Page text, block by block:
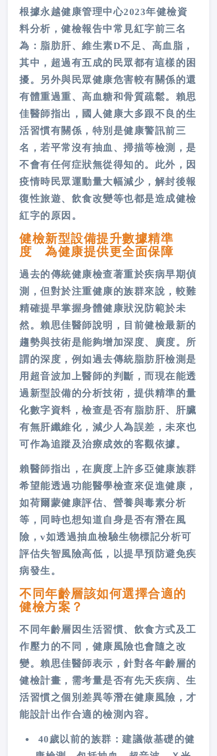
根據永越健康管理中心2023年健檢資
料分析，健檢報告中常見紅字前三名
為：脂肪肝、維生素D不足、高血脂，
其中，超過有五成的民眾都有這樣的困
擾。另外與民眾健康危害較有關係的還
有體重過重、高血糖和骨質疏鬆。賴思
佳醫師指出，國人健康大多跟不良的生
活習慣有關係，特別是健康警訊前三
名，若平常沒有抽血、掃描等檢測，是
不會有任何症狀無從得知的。此外，因
疫情時民眾運動量大幅減少，解封後報
復性旅遊、飲食改變等也都是造成健檢
紅字的原因。
健檢新型設備提升數據精準
度 為健康提供更全面保障
過去的傳統健康檢查著重於疾病早期偵
測，但對於注重健康的族群來說，較難
精確提早掌握身體健康狀況防範於未
然。賴思佳醫師說明，目前健檢最新的
趨勢與技術是能夠增加深度、廣度。所
謂的深度，例如過去傳統脂肪肝檢測是
用超音波加上醫師的判斷，而現在能透
過新型設備的分析技術，提供精準的量
化數字資料，檢查是否有脂肪肝、肝臟
有無肝纖維化，減少人為誤差，未來也
可作為追蹤及治療成效的客觀依據。
賴醫師指出，在廣度上許多亞健康族群
希望能透過功能醫學檢查來促進健康，
如荷爾蒙健康評估、營養與毒素分析
等，同時也想知道自身是否有潛在風
險，v如透過抽血檢驗生物標記分析可
評估失智風險高低，以提早預防避免疾
病發生。
不同年齡層該如何選擇合適的
健檢方案？
不同年齡層因生活習慣、飲食方式及工
作壓力的不同，健康風險也會隨之改
變。賴思佳醫師表示，針對各年齡層的
健檢計畫，需考量是否有先天疾病、生
活習慣之個別差異等潛在健康風險，才
能設計出作合適的檢測內容。
40歲以前的族群：建議做基礎的健